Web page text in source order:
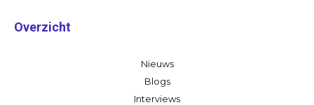
Overzicht
Nieuws
Blogs
Interviews